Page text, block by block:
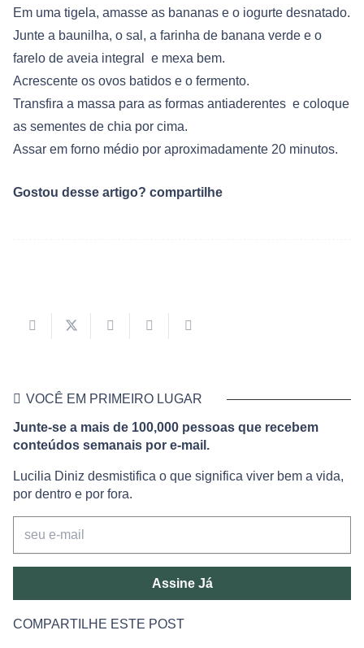
Em uma tigela, amasse as bananas e o iogurte desnatado.
Junte a baunilha, o sal, a farinha de banana verde e o
farelo de aveia integral e mexa bem.
Acrescente os ovos batidos e o fermento.
Transfira a massa para as formas antiaderentes e coloque
as sementes de chia por cima.
Assar em forno médio por aproximadamente 20 minutos.
Gostou desse artigo? compartilhe
VOCÊ EM PRIMEIRO LUGAR
Junte-se a mais de 100,000 pessoas que recebem
conteúdos semanais por e-mail.
Lucilia Diniz desmistifica o que significa viver bem a vida,
por dentro e por fora.
Assine Já
COMPARTILHE ESTE POST